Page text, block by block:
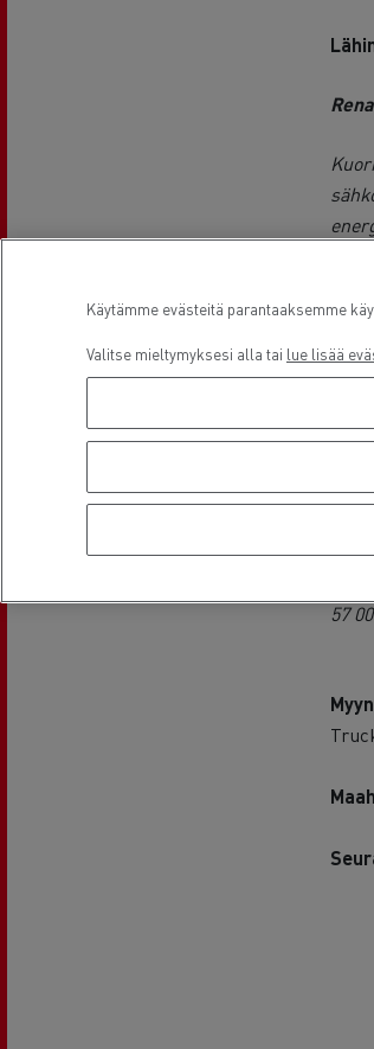
9
4
1
57
Käytämme evästeitä parantaaksemme
Valitse mieltymyksesi alla tai lue lisää